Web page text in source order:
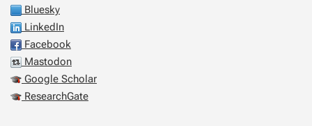
Bluesky
LinkedIn
Facebook
Mastodon
Google Scholar
ResearchGate